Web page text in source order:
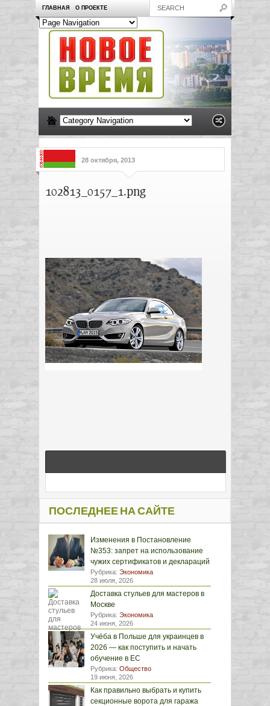
ГЛАВНАЯ О ПРОЕКТЕ
28 октября, 2013
102813_0157_1.png
ПОСЛЕДНЕЕ НА САЙТЕ
Изменения в Постановление
№353: запрет на использование
чужих сертификатов и деклараций
Рубрика: Экономика
28 июля, 2026
Доставка стульев для мастеров в
Москве
Рубрика: Экономика
24 июня, 2026
Учёба в Польше для украинцев в
2026 — как поступить и начать
обучение в ЕС
Рубрика: Общество
19 июня, 2026
Как правильно выбрать и купить
секционные ворота для гаража